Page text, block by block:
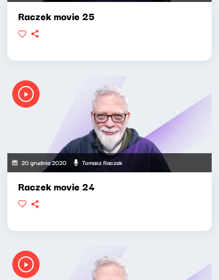
Raczek movie 25
20 grudnia 2020 Tomasz Raczek
Raczek movie 24